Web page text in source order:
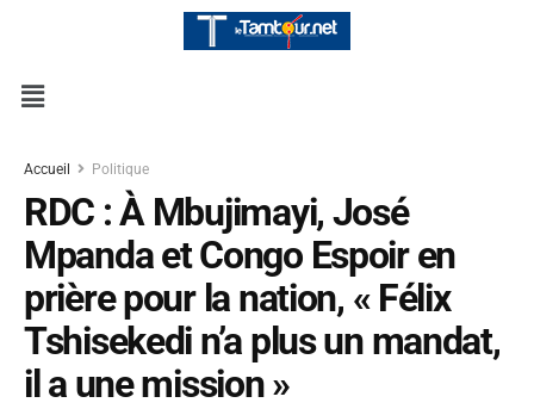
Accueil Politique
RDC : À Mbujimayi, José
Mpanda et Congo Espoir en
prière pour la nation, « Félix
Tshisekedi n’a plus un mandat,
il a une mission »